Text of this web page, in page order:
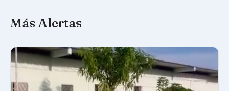
Más Alertas